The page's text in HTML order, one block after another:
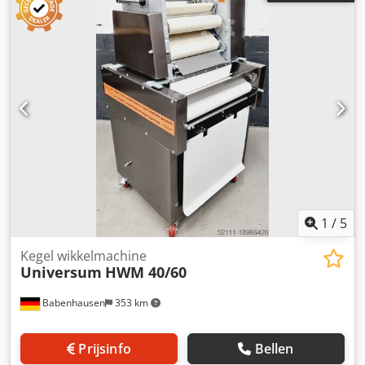
Nieuw apparaat met garantie + reserveonderdelendienst
Kwaliteit van een vakbedrijf! Profiteer van meer dan 35 jaar
ervaring! Opties: Dodpfjxckakox Ap Iekr Speciale bakplaten
Spees.Bake bakplaat Quick.Rinse handdouche Speed
Marks Ethernet aansluiting DDC.App Spray & Rinse
reiniger Onderhoudscontract Leveringsservice Instructie &
ingebruikname Bezoek onze grote oven-showroom!
1 / 5
Babenhausen 353 km
Kegel wikkelmachine
Universum HWM 40/60
Prijsinfo Bellen